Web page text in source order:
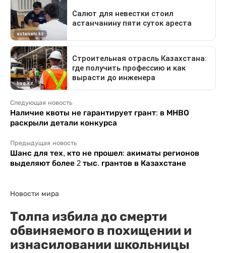
Следующая новость
Наличие квоты не гарантирует грант: в МНВО
раскрыли детали конкурса
Предыдущая новость
Шанс для тех, кто не прошел: акиматы регионов
выделяют более 2 тыс. грантов в Казахстане
Новости мира
Толпа избила до смерти
обвиняемого в похищении и
изнасиловании школьницы